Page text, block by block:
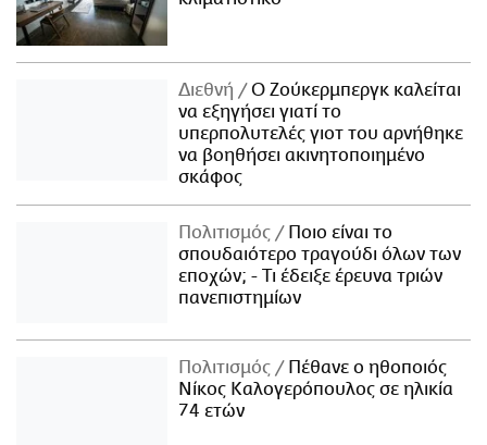
Διεθνή
Ο Ζούκερμπεργκ καλείται
να εξηγήσει γιατί το
υπερπολυτελές γιοτ του αρνήθηκε
να βοηθήσει ακινητοποιημένο
σκάφος
Πολιτισμός
Ποιο είναι το
σπουδαιότερο τραγούδι όλων των
εποχών; - Τι έδειξε έρευνα τριών
πανεπιστημίων
Πολιτισμός
Πέθανε ο ηθοποιός
Νίκος Καλογερόπουλος σε ηλικία
74 ετών